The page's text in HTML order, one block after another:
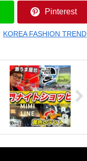
Pinterest
KOREA FASHION TREND